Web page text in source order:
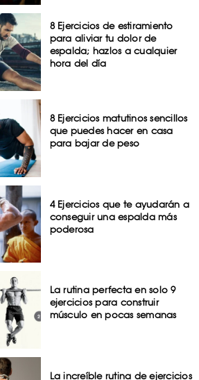
8 Ejercicios de estiramiento
para aliviar tu dolor de
espalda; hazlos a cualquier
hora del día
8 Ejercicios matutinos sencillos
que puedes hacer en casa
para bajar de peso
4 Ejercicios que te ayudarán a
conseguir una espalda más
poderosa
La rutina perfecta en solo 9
ejercicios para construir
músculo en pocas semanas
La increíble rutina de ejercicios